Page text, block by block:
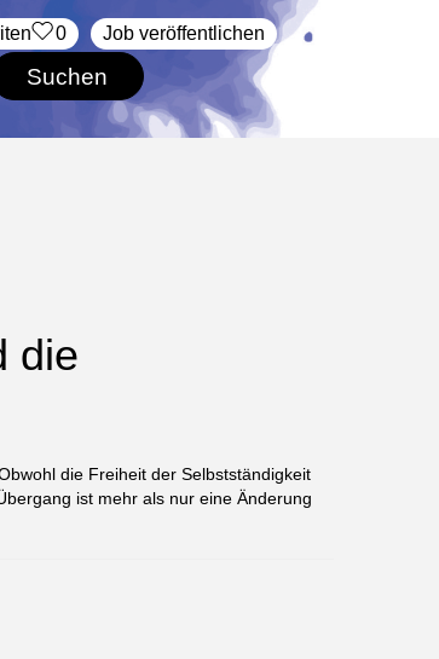
Job veröffentlichen
0
die
die Freiheit der Selbstständigkeit
ist mehr als nur eine Änderung